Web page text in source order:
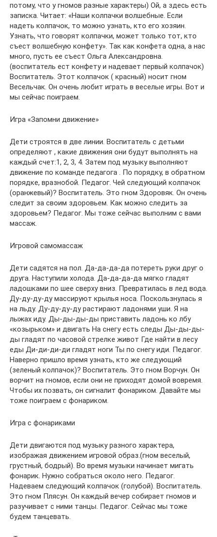
потому, что у гномов разные характеры) Ой, а здесь есть
записка. Читает: «Наши колпачки волшебные. Если
надеть колпачок, то можно узнать, кто его хозяин.
Узнать, что говорят колпачки, может только тот, кто
съест волшебную конфету». Так как конфета одна, а нас
много, пусть ее съест Ольга Александровна.
(воспитатель ест конфету и надевает первый колпачок)
Воспитатель. Этот колпачок ( красный) носит гном
Весельчак. Он очень любит играть в веселые игры. Вот и
мы сейчас поиграем.
Игра «Запомни движение»
Дети строятся в две линии. Воспитатель с детьми
определяют , какие движения они будут выполнять на
каждый счет:1, 2, 3, 4. Затем под музыку выполняют
движение по команде педагога . По порядку, в обратном
порядке, вразнобой. Педагог. Чей следующий колпачок
(оранжевый)? Воспитатель. Это гном Здоровяк. Он очень
следит за своим здоровьем. Как можно следить за
здоровьем? Педагог. Мы тоже сейчас выполним с вами
массаж.
Игровой самомассаж
Дети садятся на пол. Да-да-да-да потереть руки друг о
друга. Наступили холода. Да-да-да-да мягко гладят
ладошками по шее сверху вниз. Превратилась в лед вода.
Ду-ду-ду-ду массируют крылья носа. Поскользнулась я
на льду. Ду-ду-ду-ду растирают ладонями уши. Я на
лыжах иду. Ды-ды-ды-ды приставить ладонь ко лбу
«козырьком» и двигать На снегу есть следы Ды-ды-ды-
ды гладят по часовой стрелке живот Где найти в лесу
еды Ди-ди-ди-ди гладят ноги Ты по снегу иди. Педагог.
Наверно пришло время узнать, кто же следующий
(зеленый колпачок)? Воспитатель. Это гном Ворчун. Он
ворчит на гномов, если они не приходят домой вовремя.
Чтобы их позвать, он сигналит фонариком. Давайте мы
тоже поиграем с фонариком.
Игра с фонариками
Дети двигаются под музыку разного характера,
изображая движением игровой образ.(гном веселый,
грустный, бодрый). Во время музыки начинает мигать
фонарик. Нужно собраться около него. Педагог.
Надеваем следующий колпачок (голубой). Воспитатель.
Это гном Плясун. Он каждый вечер собирает гномов и
разучивает с ними танцы. Педагог. Сейчас мы тоже
будем танцевать.